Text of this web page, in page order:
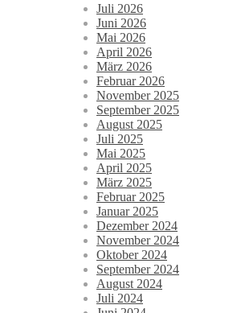
Juli 2026
Juni 2026
Mai 2026
April 2026
März 2026
Februar 2026
November 2025
September 2025
August 2025
Juli 2025
Mai 2025
April 2025
März 2025
Februar 2025
Januar 2025
Dezember 2024
November 2024
Oktober 2024
September 2024
August 2024
Juli 2024